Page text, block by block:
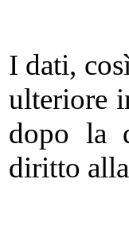
I dati,
ulteriore
dopo la
diritto